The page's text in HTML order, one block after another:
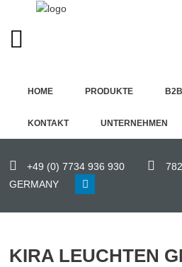
Home
Produkte
Shop
Unternehmen
HOME PRODUKTE
KONTAKT UNTERNEHMEN
+49 (0) 7734 936 930
GERMANY
KIRA LEUCHTEN